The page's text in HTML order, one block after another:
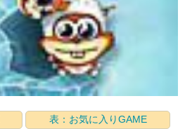
表：お気に入りGAME